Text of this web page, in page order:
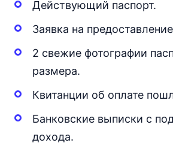
Действующий паспорт.
Заявка на
2 свежие фотографии
размера.
Квитанции об оплате
Банковские выписки с
дохода.